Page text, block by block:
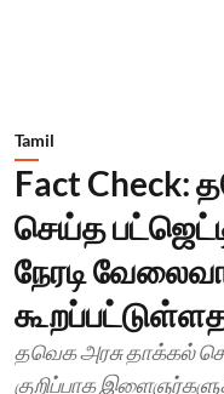
Tamil
Fact Check:
செய்த
நேரடி
தவெக அரசு தாக்கல்
குறிப்பாக